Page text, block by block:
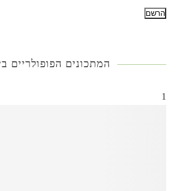
המתכונים הפופולריים
1